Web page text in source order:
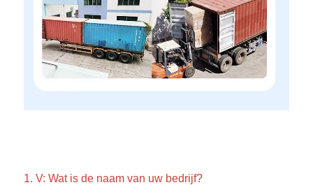
1. V: Wat is de naam van uw bedrijf?